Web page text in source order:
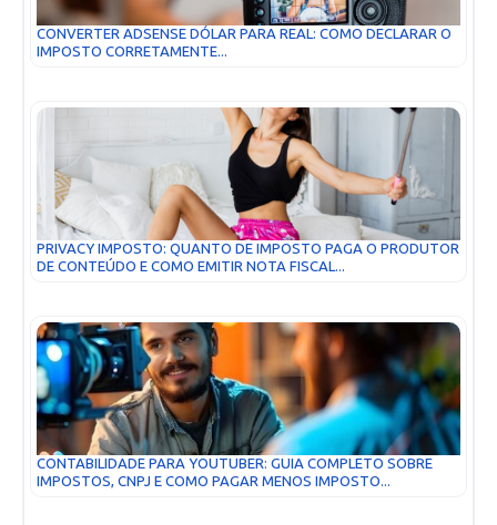
CONVERTER ADSENSE DÓLAR PARA REAL: COMO DECLARAR O
IMPOSTO CORRETAMENTE...
PRIVACY IMPOSTO: QUANTO DE IMPOSTO PAGA O PRODUTOR
DE CONTEÚDO E COMO EMITIR NOTA FISCAL...
CONTABILIDADE PARA YOUTUBER: GUIA COMPLETO SOBRE
IMPOSTOS, CNPJ E COMO PAGAR MENOS IMPOSTO...